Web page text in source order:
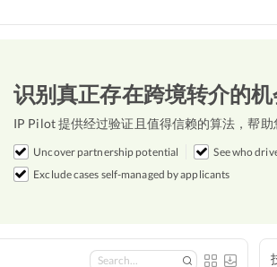
识别真正存在跨境转介的
IP Pilot 提供经过验证且值得信赖的算法，帮助
Uncover partnership potential
See who
Exclude cases self-managed by applicants